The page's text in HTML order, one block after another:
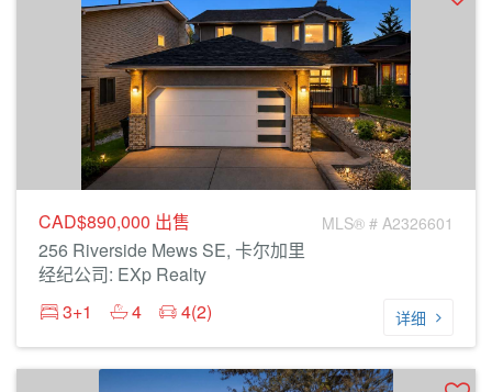
CAD$890,000 出售 MLS® # A2326601
256 Riverside Mews SE, 卡尔加里
经纪公司: EXp Realty
3+1
4 4(2) 详细